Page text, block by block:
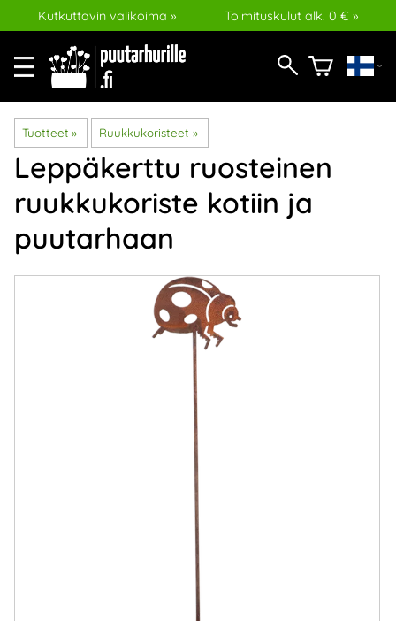
Kutkuttavin valikoima » Toimituskulut alk. 0 € »
Tuotteet ‪» Ruukkukoristeet ‪»
Leppäkerttu ruosteinen
ruukkukoriste kotiin ja
puutarhaan